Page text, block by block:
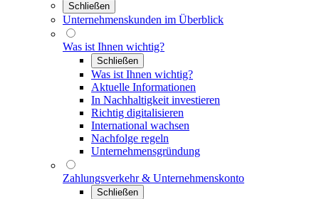
Schließen
Unternehmenskunden im Überblick
Was ist Ihnen wichtig?
Schließen
Was ist Ihnen wichtig?
Aktuelle Informationen
In Nachhaltigkeit investieren
Richtig digitalisieren
International wachsen
Nachfolge regeln
Unternehmensgründung
Zahlungsverkehr & Unternehmenskonto
Schließen